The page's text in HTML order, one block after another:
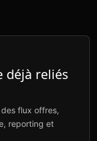
déjà reliés
flux offres,
reporting et